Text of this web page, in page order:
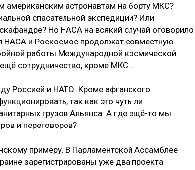
американским астронавтам на борту МКС?
спасательной экспедиции? Или
Но НАСА на всякий случай оговорило
НАСА и Роскосмос продолжат совместную
работы Международной космической
сотрудничество, кроме МКС…
Россией и НАТО. Кроме афганского.
так как это чуть ли
грузов Альянса. А где ещё-то мы
и переговоров?
примеру. В Парламентской Ассамблее
зарегистрированы уже два проекта